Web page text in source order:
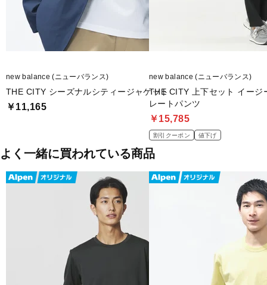
new balance (ニューバランス)
THE CITY シーズナルシティージャケット
￥11,165
new balance (ニューバランス)
THE CITY 上下セット イージ
レートパンツ
￥15,785
割引クーポン 値下げ
よく一緒に買われている商品